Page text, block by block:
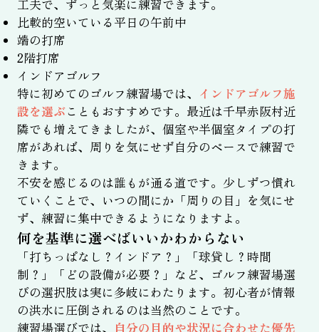
工夫で、ずっと気楽に練習できます。
比較的空いている平日の午前中
端の打席
2階打席
インドアゴルフ
特に初めてのゴルフ練習場では、 インドアゴルフ施
設を選ぶこともおすすめです。最近は千早赤阪村近
隣でも増えてきましたが、個室や半個室タイプの打
席があれば、周りを気にせず自分のペースで練習で
きます。
不安を感じるのは誰もが通る道です。少しずつ慣れ
ていくことで、いつの間にか「周りの目」を気にせ
ず、練習に集中できるようになりますよ。
何を基準に選べばいいかわからない
「打ちっぱなし？インドア？」「球貸し？時間
制？」「どの設備が必要？」など、ゴルフ練習場選
びの選択肢は実に多岐にわたります。初心者が情報
の洪水に圧倒されるのは当然のことです。
練習場選びでは、 自分の目的や状況に合わせた優先